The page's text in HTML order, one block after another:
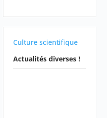
Culture scientifique
Actualités diverses !